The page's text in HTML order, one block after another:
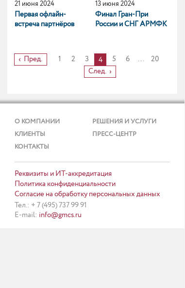
21 июня 2024
Первая офлайн-
встреча партнёров
13 июня 2024
Финал Гран-При
России и СНГ АРМФК
Пред. 1 2 3 4 5 6 ...
20
След.
О КОМПАНИИ
РЕШЕНИЯ И УСЛУГИ
КЛИЕНТЫ
ПРЕСС-ЦЕНТР
КОНТАКТЫ
Реквизиты и ИТ-аккредитация
Политика конфиденциальности
Согласие на обработку персональных данных
Тел.: + 7 (495) 737 99 91
E-mail: info@gmcs.ru